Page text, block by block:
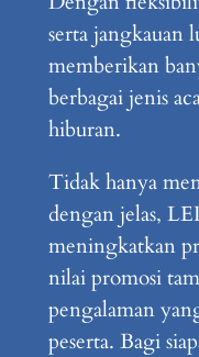
serta jangkauan
memberikan
berbagai jenis
hiburan.
Tidak hanya
dengan jelas,
meningkatkan
nilai promosi
pengalaman
peserta. Bagi